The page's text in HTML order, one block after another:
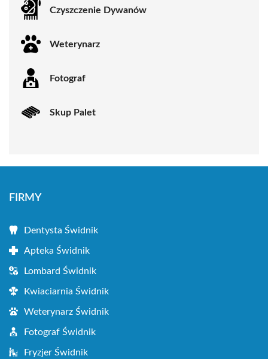
Czyszczenie Dywanów
Weterynarz
Fotograf
Skup Palet
FIRMY
Dentysta Świdnik
Apteka Świdnik
Lombard Świdnik
Kwiaciarnia Świdnik
Weterynarz Świdnik
Fotograf Świdnik
Fryzjer Świdnik